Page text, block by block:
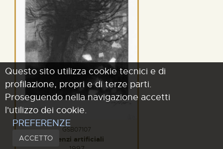
GSB07107
Silenzi artificiali
Questo sito utilizza cookie tecnici e di
profilazione, propri e di terze parti.
Proseguendo nella navigazione accetti
l'utilizzo dei cookie.
PREFERENZE
ACCETTO